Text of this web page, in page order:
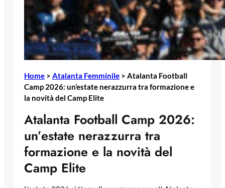
Home > Atalanta Femminile > Atalanta Football
Camp 2026: un’estate nerazzurra tra formazione e
la novità del Camp Elite
Atalanta Football Camp 2026:
un’estate nerazzurra tra
formazione e la novità del
Camp Elite